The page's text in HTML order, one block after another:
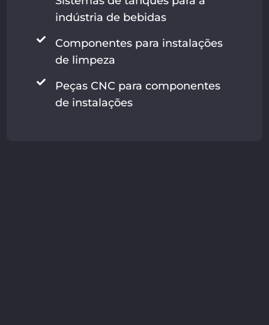
indústria de bebidas
Componentes para instalações
de limpeza
Peças CNC para componentes
de instalações